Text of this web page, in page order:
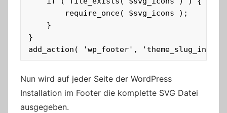
}
add_action( 'wp_footer',
Nun wird auf jeder Seite der WordPress
Installation im Footer die komplette SVG Datei
ausgegeben.